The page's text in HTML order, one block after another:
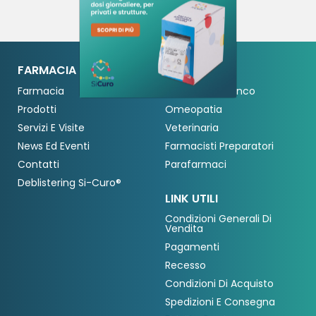
Crea nuova lista
Crea lista dei desideri
((cancelText))
((modalDeleteText))
Annulla
FARMACIA MERATI
Farmacia
Prodotti
Servizi E Visite
News Ed Eventi
Contatti
Deblistering Si-Curo®
SHOP
Farmaci Da Banco
Omeopatia
Veterinaria
Farmacisti Preparatori
Parafarmaci
LINK UTILI
Condizioni Generali Di
Vendita
Pagamenti
Recesso
Condizioni Di Acquisto
Spedizioni E Consegna